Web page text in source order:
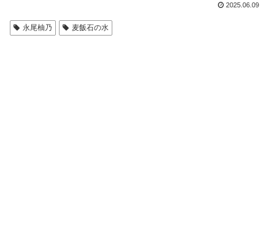
2025.06.09
永尾柚乃 麦飯石の水